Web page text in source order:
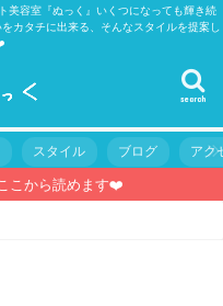
美容室『ぬっく』いくつになっても輝き続
カタチに出来る、そんなスタイルを提案し
search
スタイル ブログ アク
こから読めます❤️